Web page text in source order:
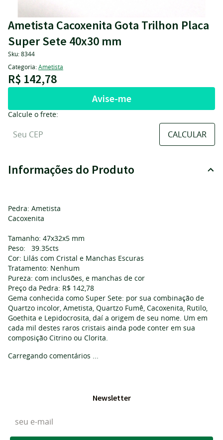
Ametista Cacoxenita Gota Trilhon Placa
Super Sete 40x30 mm
Sku:8344
Categoria:Ametista
R$ 142,78
Avise-me
Calcule o frete:
Informações do Produto
Pedra: Ametista
Cacoxenita
Tamanho: 47x32x5 mm
Peso: 39.35cts
Cor: Lilás com Cristal e Manchas Escuras
Tratamento: Nenhum
Pureza: com inclusões, e manchas de cor
Preço da Pedra: R$ 142,78
Gema conhecida como Super Sete: por sua combinação de
Quartzo incolor, Ametista, Quartzo Fumê, Cacoxenita, Rutilo,
Goethita e Lepidocrosita, daí a origem de seu nome. Um em
cada mil destes raros cristais ainda pode conter em sua
composição Citrino ou Clorita.
Carregando comentários ...
Newsletter